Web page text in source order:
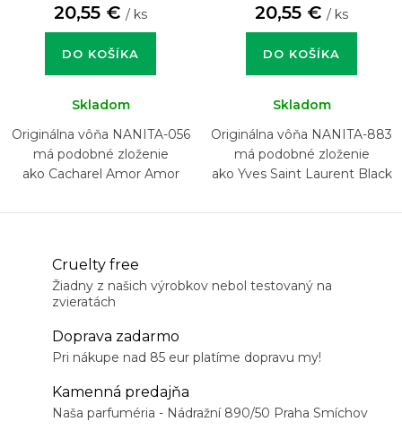
20,55 € / ks
DO KOŠÍKA
Skladom
Originálna vôňa NANITA-056
má podobné zloženie
ako Cacharel Amor Amor
20,55 € / ks
DO KOŠÍKA
Skladom
Originálna vôňa NANITA-883
má podobné zloženie
ako Yves Saint Laurent Black
Cruelty free
Žiadny z našich výrobkov nebol testovaný na
zvieratách
Doprava zadarmo
Pri nákupe nad 85 eur platíme dopravu my!
Kamenná predajňa
Naša parfuméria - Nádražní 890/50 Praha Smíchov